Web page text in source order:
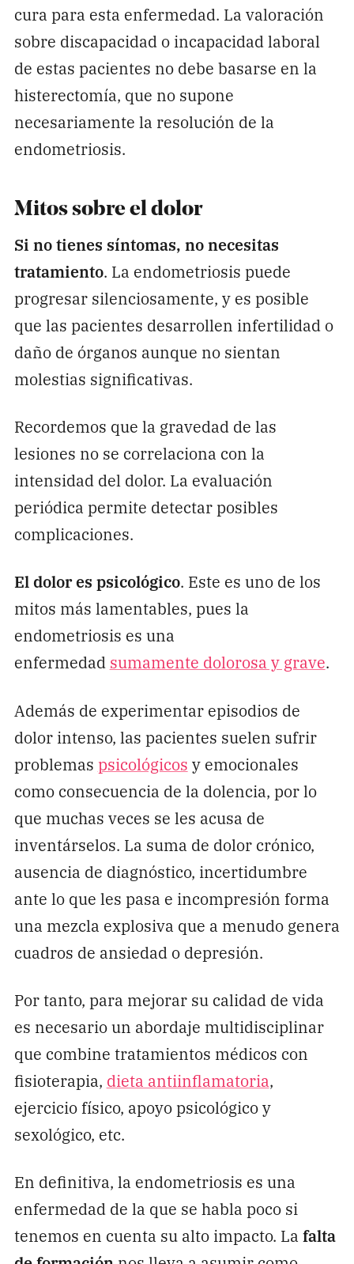
cura para esta enfermedad. La valoración
sobre discapacidad o incapacidad laboral
de estas pacientes no debe basarse en la
histerectomía, que no supone
necesariamente la resolución de la
endometriosis.
Mitos sobre el dolor
Si no tienes síntomas, no necesitas
tratamiento. La endometriosis puede
progresar silenciosamente, y es posible
que las pacientes desarrollen infertilidad o
daño de órganos aunque no sientan
molestias significativas.
Recordemos que la gravedad de las
lesiones no se correlaciona con la
intensidad del dolor. La evaluación
periódica permite detectar posibles
complicaciones.
El dolor es psicológico. Este es uno de los
mitos más lamentables, pues la
endometriosis es una
enfermedad sumamente dolorosa y grave.
Además de experimentar episodios de
dolor intenso, las pacientes suelen sufrir
problemas psicológicos y emocionales
como consecuencia de la dolencia, por lo
que muchas veces se les acusa de
inventárselos. La suma de dolor crónico,
ausencia de diagnóstico, incertidumbre
ante lo que les pasa e incompresión forma
una mezcla explosiva que a menudo genera
cuadros de ansiedad o depresión.
Por tanto, para mejorar su calidad de vida
es necesario un abordaje multidisciplinar
que combine tratamientos médicos con
fisioterapia, dieta antiinflamatoria,
ejercicio físico, apoyo psicológico y
sexológico, etc.
En definitiva, la endometriosis es una
enfermedad de la que se habla poco si
tenemos en cuenta su alto impacto. La falta